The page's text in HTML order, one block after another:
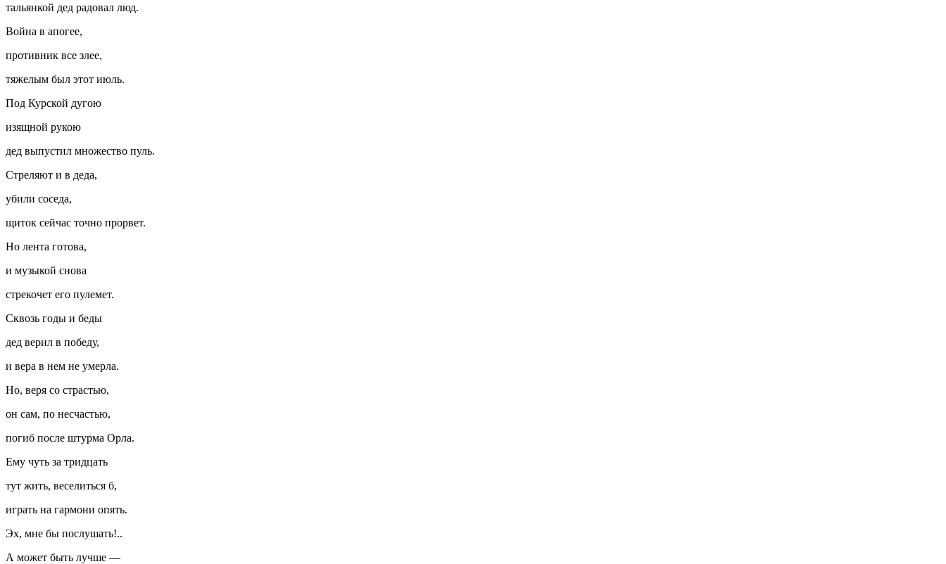
тальянкой дед радовал люд.
Война в апогее,
противник все злее,
тяжелым был этот июль.
Под Курской дугою
изящной рукою
дед выпустил множество пуль.
Стреляют и в деда,
убили соседа,
щиток сейчас точно прорвет.
Но лента готова,
и музыкой снова
стрекочет его пулемет.
Сквозь годы и беды
дед верил в победу,
и вера в нем не умерла.
Но, веря со страстью,
он сам, по несчастью,
погиб после штурма Орла.
Ему чуть за тридцать
тут жить, веселиться б,
играть на гармони опять.
Эх, мне бы послушать!..
А может быть лучше —